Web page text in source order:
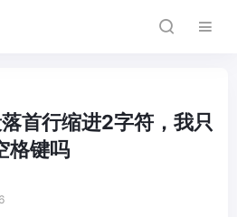
首行缩进2字符，我只
格键吗